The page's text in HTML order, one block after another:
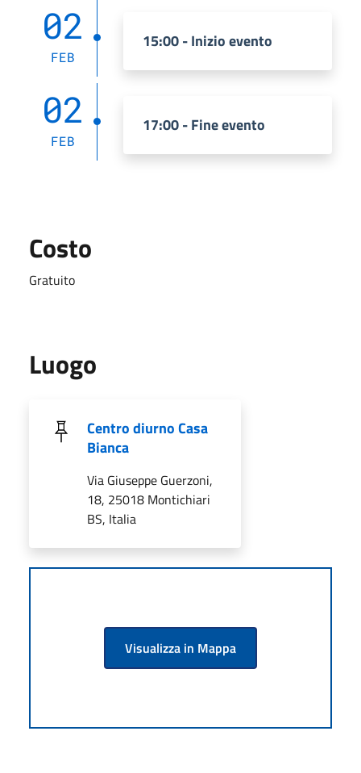
02
FEB
15:00 - Inizio evento
02
FEB
17:00 - Fine evento
Costo
Gratuito
Luogo
Centro diurno Casa
Bianca
Via Giuseppe Guerzoni,
18, 25018 Montichiari
BS, Italia
Visualizza in Mappa